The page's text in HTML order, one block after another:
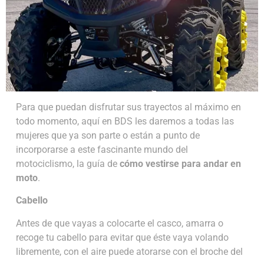
Para que puedan disfrutar sus trayectos al máximo en
todo momento, aquí en BDS les daremos a todas las
mujeres que ya son parte o están a punto de
incorporarse a este fascinante mundo del
motociclismo, la guía decómo vestirse para andar en
moto.
Cabello
Antes de que vayas a colocarte el casco, amarra o
recoge tu cabello para evitar que éste vaya volando
libremente, con el aire puede atorarse con el broche del